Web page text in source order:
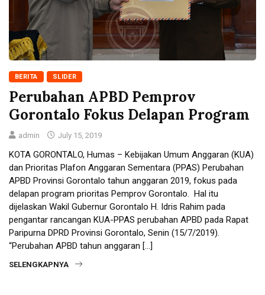
BERITA SLIDER
Perubahan APBD Pemprov
Gorontalo Fokus Delapan Program
admin July 15, 2019
KOTA GORONTALO, Humas – Kebijakan Umum Anggaran (KUA)
dan Prioritas Plafon Anggaran Sementara (PPAS) Perubahan
APBD Provinsi Gorontalo tahun anggaran 2019, fokus pada
delapan program prioritas Pemprov Gorontalo. Hal itu
dijelaskan Wakil Gubernur Gorontalo H. Idris Rahim pada
pengantar rancangan KUA-PPAS perubahan APBD pada Rapat
Paripurna DPRD Provinsi Gorontalo, Senin (15/7/2019).
“Perubahan APBD tahun anggaran […]
SELENGKAPNYA